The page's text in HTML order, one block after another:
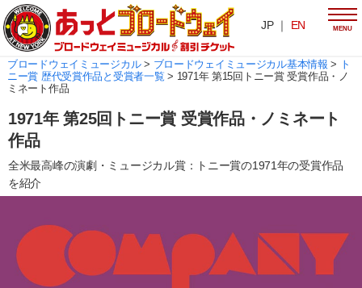
JP ｜ EN MENU
ブロードウェイミュージカル> ブロードウェイミュージカル基本情報 >
ト
ニー賞 歴代受賞作品と受賞者一覧 > 1971年 第15回トニー賞 受賞作品・ノ
ミネート作品
1971年 第25回トニー賞 受賞作品・ノミネート
作品
全米最高峰の演劇・ミュージカル賞：トニー賞の1971年の受賞作品
を紹介